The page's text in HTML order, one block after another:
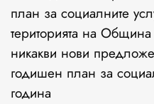
план за социалните
територията на
никакви нови
годишен план за
година